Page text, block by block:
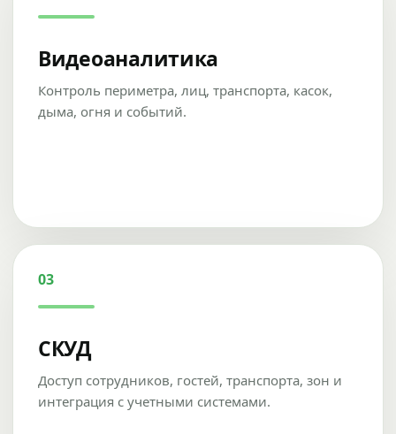
Видеоаналитика
Контроль периметра, лиц, транспорта, касок,
дыма, огня и событий.
03
СКУД
Доступ сотрудников, гостей, транспорта, зон и
интеграция с учетными системами.